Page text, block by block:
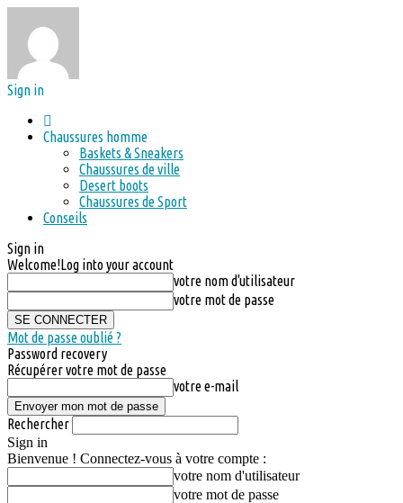
Sign in
Chaussures homme
Baskets & Sneakers
Chaussures de ville
Desert boots
Chaussures de Sport
Conseils
Sign in
Welcome!Log into your account
votre nom d'utilisateur
votre mot de passe
Mot de passe oublié ?
Password recovery
Récupérer votre mot de passe
votre e-mail
Rechercher
Sign in
Bienvenue ! Connectez-vous à votre compte :
votre nom d'utilisateur
votre mot de passe